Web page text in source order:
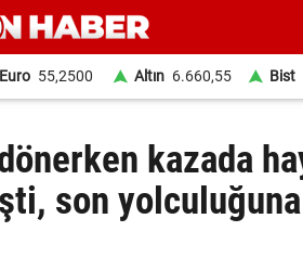
Euro 55,2500 Altın 6.660,55 Bist
kazada
son